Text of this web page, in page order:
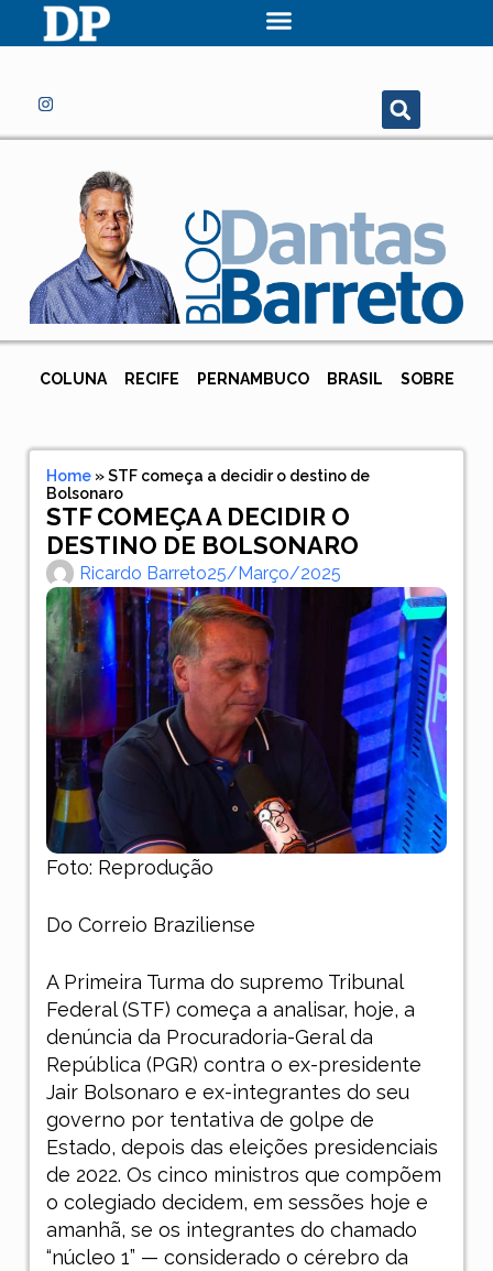
COLUNA RECIFE PERNAMBUCO BRASIL SOBRE
Home»STF começa a decidir o destino de
Bolsonaro
STF COMEÇA A DECIDIR O
DESTINO DE BOLSONARO
Ricardo Barreto25/março/2025
Foto: Reprodução
Do Correio Braziliense
A Primeira Turma do supremo Tribunal
Federal (STF) começa a analisar, hoje, a
denúncia da Procuradoria-Geral da
República (PGR) contra o ex-presidente
Jair Bolsonaro e ex-integrantes do seu
governo por tentativa de golpe de
Estado, depois das eleições presidenciais
de 2022. Os cinco ministros que compõem
o colegiado decidem, em sessões hoje e
amanhã, se os integrantes do chamado
“núcleo 1” — considerado o cérebro da